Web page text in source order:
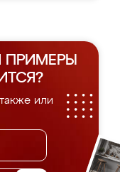
ПРИМЕРЫ
или